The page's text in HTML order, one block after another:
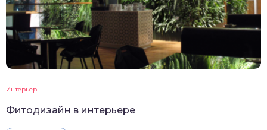
Интерьер
Фитодизайн в интерьере